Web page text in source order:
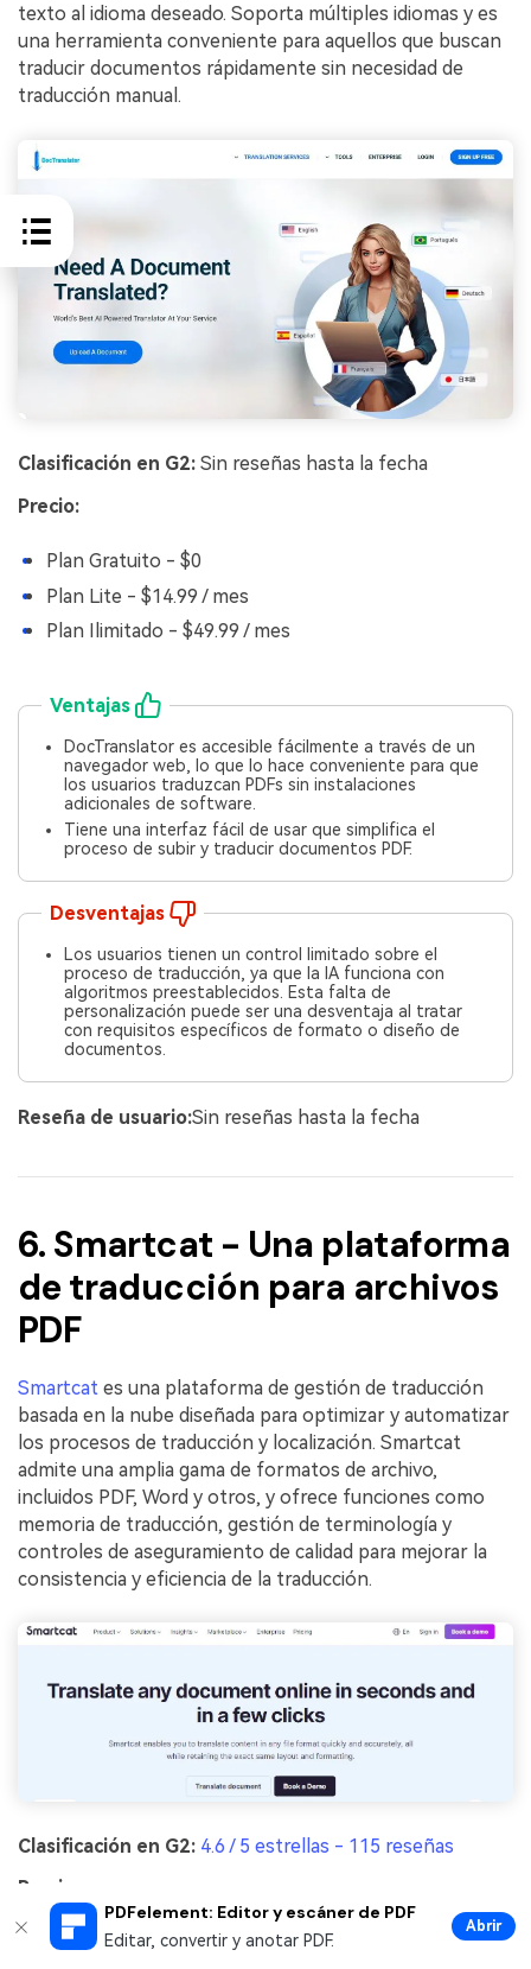
PDFelement: Editor y escáner de PDF
Editar, convertir y anotar PDF.
Abrir
texto al idioma deseado. Soporta múltiples idiomas y es
una herramienta conveniente para aquellos que buscan
traducir documentos rápidamente sin necesidad de
traducción manual.
Clasificación en G2: Sin reseñas hasta la fecha
Precio:
Plan Gratuito - $0
Plan Lite - $14.99 / mes
Plan Ilimitado - $49.99 / mes
Ventajas
DocTranslator es accesible fácilmente a través de un
navegador web, lo que lo hace conveniente para que
los usuarios traduzcan PDFs sin instalaciones
adicionales de software.
Tiene una interfaz fácil de usar que simplifica el
proceso de subir y traducir documentos PDF.
Desventajas
Los usuarios tienen un control limitado sobre el
proceso de traducción, ya que la IA funciona con
algoritmos preestablecidos. Esta falta de
personalización puede ser una desventaja al tratar
con requisitos específicos de formato o diseño de
documentos.
Reseña de usuario:Sin reseñas hasta la fecha
6. Smartcat - Una plataforma
de traducción para archivos
PDF
Smartcat es una plataforma de gestión de traducción
basada en la nube diseñada para optimizar y automatizar
los procesos de traducción y localización. Smartcat
admite una amplia gama de formatos de archivo,
incluidos PDF, Word y otros, y ofrece funciones como
memoria de traducción, gestión de terminología y
controles de aseguramiento de calidad para mejorar la
consistencia y eficiencia de la traducción.
Clasificación en G2: 4.6 / 5 estrellas - 115 reseñas
Precio:
Gratis - $0.00